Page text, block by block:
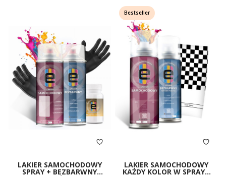
LAKIER SAMOCHODOWY
SPRAY + BEZBARWNY
Bestseller
LAKIER SAMOCHODOWY
KAŻDY KOLOR W SPRAYU